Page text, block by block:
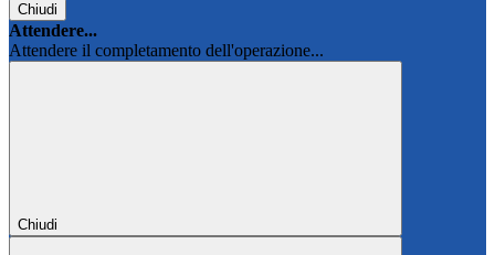
Chiudi
Attendere...
Attendere il completamento dell'operazione...
Chiudi